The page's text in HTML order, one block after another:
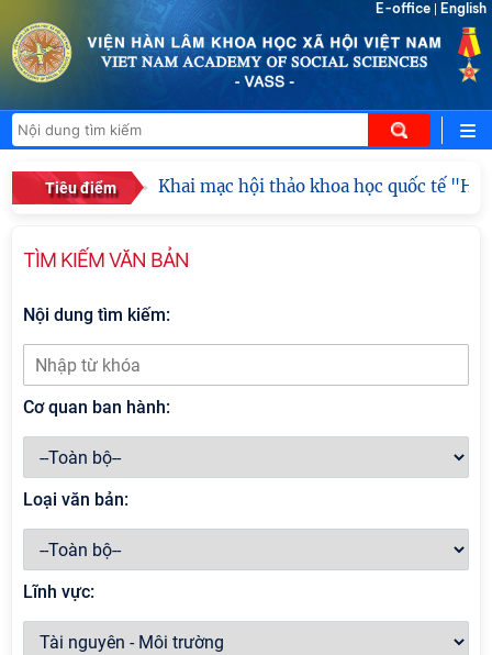
E-office English
Tiêu điểm Khai mạc hội thảo khoa học quốc tế "Hồ
TÌM KIẾM VĂN BẢN
Nội dung tìm kiếm:
Cơ quan ban hành:
Loại văn bản:
Lĩnh vực: